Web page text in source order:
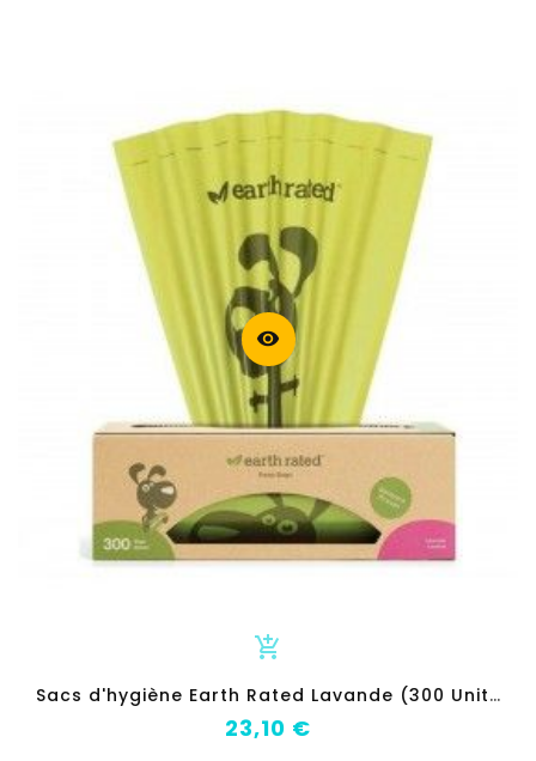
visibility
add_shopping_cart
S
acs d'hygiène Earth Rated Lavande (300 Unités)
Prix
23,10 €